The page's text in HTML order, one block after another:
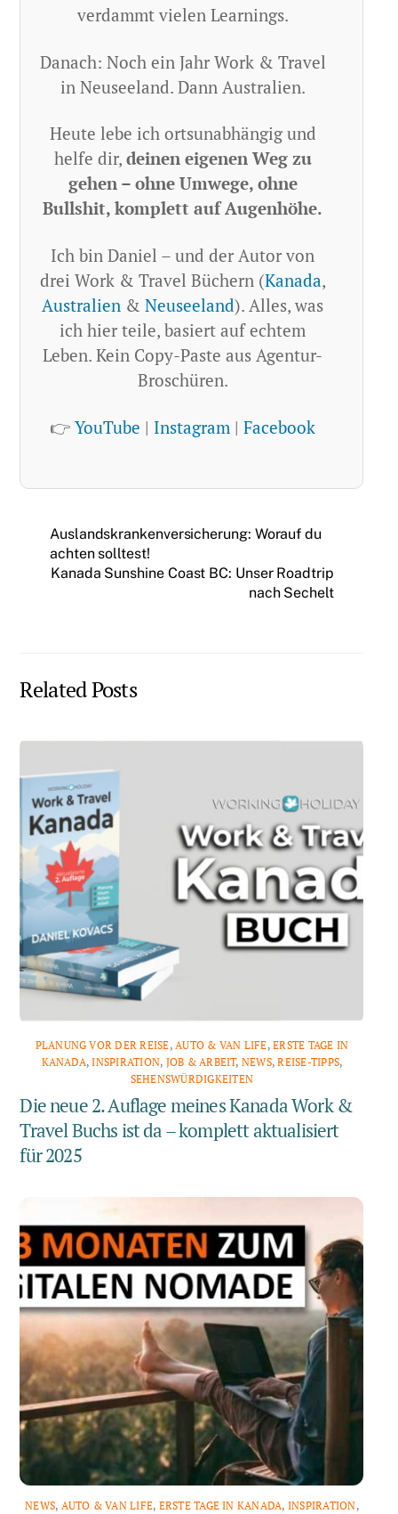
verdammt vielen Learnings.
Danach: Noch ein Jahr Work & Travel
in Neuseeland. Dann Australien.
Heute lebe ich ortsunabhängig und
helfe dir, deinen eigenen Weg zu
gehen – ohne Umwege, ohne
Bullshit, komplett auf Augenhöhe.
Ich bin Daniel – und der Autor von
drei Work & Travel Büchern (Kanada,
Australien &Neuseeland). Alles, was
ich hier teile, basiert auf echtem
Leben. Kein Copy-Paste aus Agentur-
Broschüren.
👉YouTube | Instagram |Facebook
Auslandskrankenversicherung: Worauf du
achten solltest!
Kanada Sunshine Coast BC: Unser Roadtrip
nach Sechelt
Related Posts
PLANUNG VOR DER REISE,AUTO & VAN LIFE,ERSTE TAGE IN
KANADA,INSPIRATION, JOB & ARBEIT, NEWS,REISE-TIPPS,
SEHENSWÜRDIGKEITEN
Die neue 2. Auflage meines Kanada Work &
Travel Buchs ist da – komplett aktualisiert
für 2025
NEWS, AUTO & VAN LIFE, ERSTE TAGE IN KANADA, INSPIRATION,